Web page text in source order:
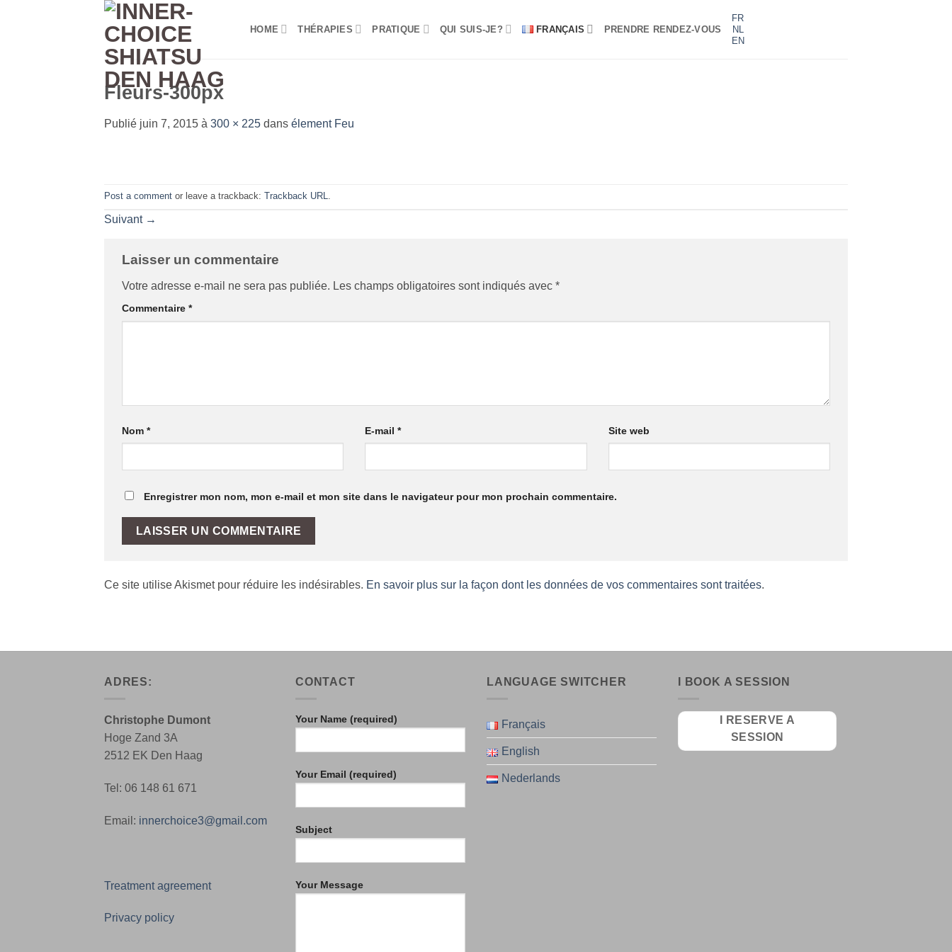
HOME THÉRAPIES PRATIQUE QUI SUIS-JE? FRANÇAIS PRENDRE RENDEZ-VOUS
FR
NL
EN
Fleurs-300px
Publié juin 7, 2015 à 300 × 225 dans élement Feu
Post a comment or leave a trackback: Trackback URL
Suivant →
Laisser un commentaire
Votre adresse e-mail ne sera pas publiée. Les champs obligatoires sont indiqués avec *
Commentaire *
Nom * E-mail* Site web
Enregistrer mon nom, mon e-mail et mon site dans le navigateur pour mon prochain commentaire.
Ce site utilise Akismet pour réduire les indésirables. En savoir plus sur la façon dont les données de vos commentaires sont traitées.
ADRES:
Christophe Dumont
Hoge Zand 3A
2512 EK Den Haag
Tel: 06 148 61 671
Email: innerchoice3@gmail.com
Treatment agreement
Privacy policy
CONTACT
Your Name (required)
Your Email (required)
Subject
Your Message
LANGUAGE SWITCHER
Français
English
Nederlands
I BOOK A SESSION
I RESERVE A
SESSION